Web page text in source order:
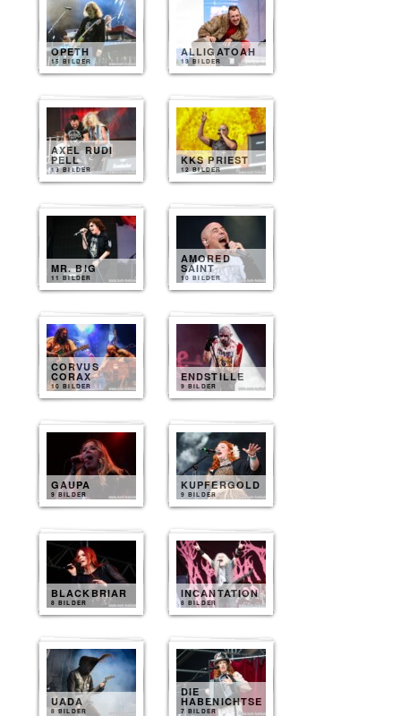
OPETH
15 BILDER
ALLIGATOAH
13 BILDER
AXEL RUDI
PELL
13 BILDER
KKS PRIEST
12 BILDER
MR. BIG
11 BILDER
AMORED
SAINT
10 BILDER
CORVUS
CORAX
10 BILDER
ENDSTILLE
9 BILDER
GAUPA
9 BILDER
KUPFERGOLD
9 BILDER
BLACKBRIAR
8 BILDER
INCANTATION
8 BILDER
UADA
8 BILDER
DIE
HABENICHTSE
7 BILDER